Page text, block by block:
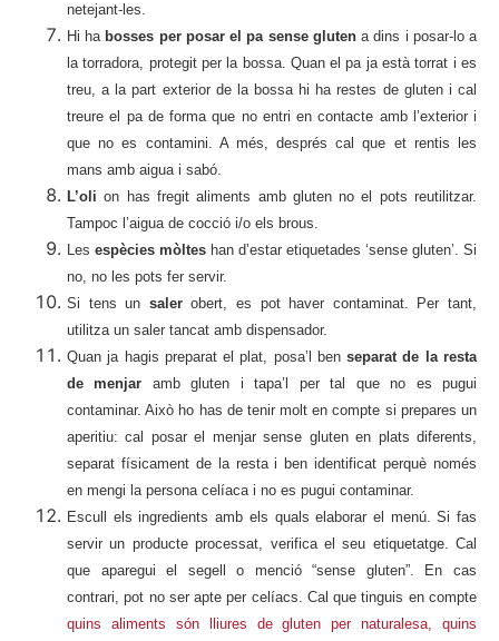
netejant-les.
Hi habosses per posar el pa sense glutena dins i posar-lo a
la torradora, protegit per la bossa. Quan el pa ja està torrat i es
treu, a la part exterior de la bossa hi ha restes de gluten i cal
treure el pa de forma que no entri en contacte amb l’exterior i
que no es contamini. A més, després cal que et rentis les
mans amb aigua i sabó.
L’oli on has fregit aliments amb gluten no el pots reutilitzar.
Tampoc l’aigua de cocció i/o els brous.
Les espècies mòltes han d’estar etiquetades ‘sense gluten’. Si
no, no les pots fer servir.
Si tens un salerobert, es pot haver contaminat. Per tant,
utilitza un saler tancat amb dispensador.
Quan ja hagis preparat el plat, posa’l benseparat de la resta
de menjar amb gluten i tapa’l per tal que no es pugui
contaminar. Això ho has de tenir molt en compte si prepares un
aperitiu: cal posar el menjar sense gluten en plats diferents,
separat físicament de la resta i ben identificat perquè només
en mengi la persona celíaca i no es pugui contaminar.
Escull els ingredients amb els quals elaborar el menú. Si fas
servir un producte processat, verifica el seu etiquetatge. Cal
que aparegui el segell o menció “sense gluten”. En cas
contrari, pot no ser apte per celíacs. Cal que tinguis en compte
quins aliments són lliures de gluten per naturalesa, quins